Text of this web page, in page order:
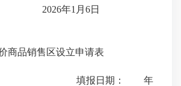
6年1月 6日
商品销售区设立申请表
填报日期： 年